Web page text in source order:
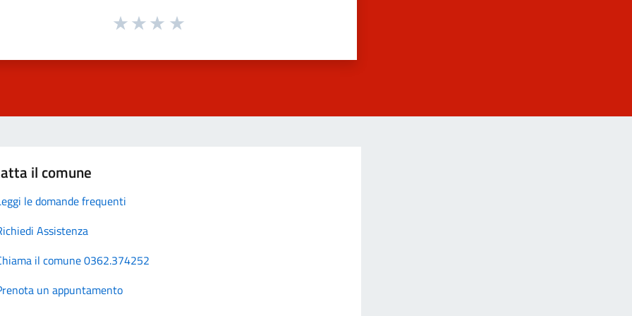
il comune
le domande frequenti
Assistenza
il comune 0362.374252
un appuntamento